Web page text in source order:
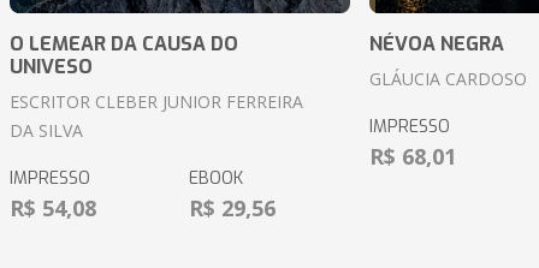
O LEMEAR DA CAUSA DO
UNIVESO
ESCRITOR CLEBER JUNIOR FERREIRA
DA SILVA
IMPRESSO
R$ 54,08
EBOOK
R$ 29,56
NÉVOA NEGRA
GLÁUCIA CARDOSO
IMPRESSO
R$ 68,01